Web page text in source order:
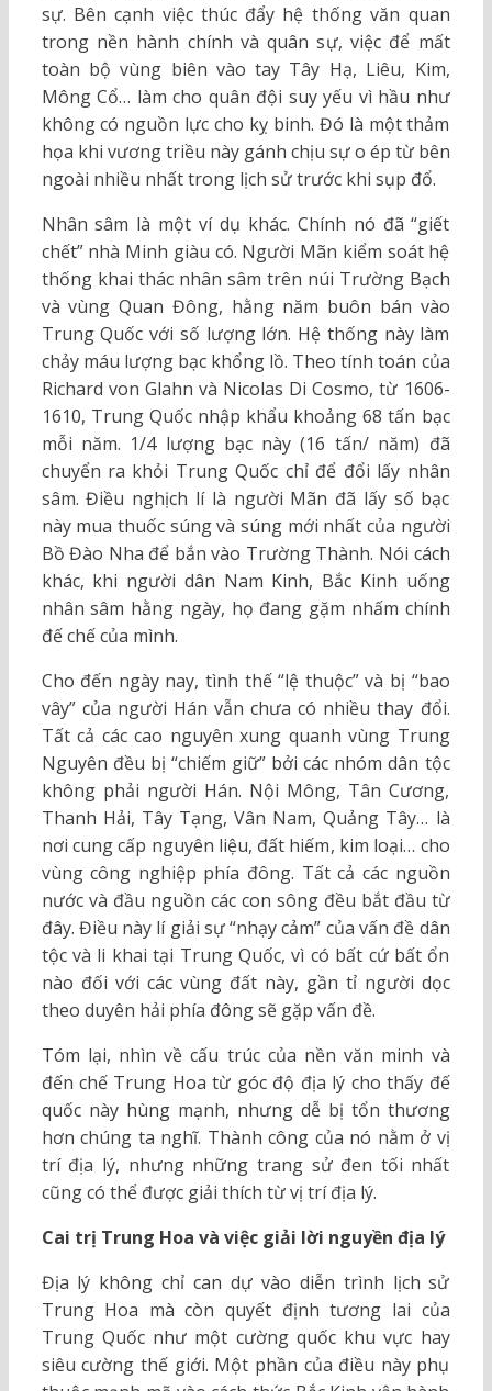
sự. Bên cạnh việc thúc đẩy hệ thống văn quan
trong nền hành chính và quân sự, việc để mất
toàn bộ vùng biên vào tay Tây Hạ, Liêu, Kim,
Mông Cổ… làm cho quân đội suy yếu vì hầu như
không có nguồn lực cho kỵ binh. Đó là một thảm
họa khi vương triều này gánh chịu sự o ép từ bên
ngoài nhiều nhất trong lịch sử trước khi sụp đổ.
Nhân sâm là một ví dụ khác. Chính nó đã “giết
chết” nhà Minh giàu có. Người Mãn kiểm soát hệ
thống khai thác nhân sâm trên núi Trường Bạch
và vùng Quan Đông, hằng năm buôn bán vào
Trung Quốc với số lượng lớn. Hệ thống này làm
chảy máu lượng bạc khổng lồ. Theo tính toán của
Richard von Glahn và Nicolas Di Cosmo, từ 1606-
1610, Trung Quốc nhập khẩu khoảng 68 tấn bạc
mỗi năm. 1/4 lượng bạc này (16 tấn/ năm) đã
chuyển ra khỏi Trung Quốc chỉ để đổi lấy nhân
sâm. Điều nghịch lí là người Mãn đã lấy số bạc
này mua thuốc súng và súng mới nhất của người
Bồ Đào Nha để bắn vào Trường Thành. Nói cách
khác, khi người dân Nam Kinh, Bắc Kinh uống
nhân sâm hằng ngày, họ đang gặm nhấm chính
đế chế của mình.
Cho đến ngày nay, tình thế “lệ thuộc” và bị “bao
vây” của người Hán vẫn chưa có nhiều thay đổi.
Tất cả các cao nguyên xung quanh vùng Trung
Nguyên đều bị “chiếm giữ” bởi các nhóm dân tộc
không phải người Hán. Nội Mông, Tân Cương,
Thanh Hải, Tây Tạng, Vân Nam, Quảng Tây… là
nơi cung cấp nguyên liệu, đất hiếm, kim loại… cho
vùng công nghiệp phía đông. Tất cả các nguồn
nước và đầu nguồn các con sông đều bắt đầu từ
đây. Điều này lí giải sự “nhạy cảm” của vấn đề dân
tộc và li khai tại Trung Quốc, vì có bất cứ bất ổn
nào đối với các vùng đất này, gần tỉ người dọc
theo duyên hải phía đông sẽ gặp vấn đề.
Tóm lại, nhìn về cấu trúc của nền văn minh và
đến chế Trung Hoa từ góc độ địa lý cho thấy đế
quốc này hùng mạnh, nhưng dễ bị tổn thương
hơn chúng ta nghĩ. Thành công của nó nằm ở vị
trí địa lý, nhưng những trang sử đen tối nhất
cũng có thể được giải thích từ vị trí địa lý.
Cai trị Trung Hoa và việc giải lời nguyền địa lý
Địa lý không chỉ can dự vào diễn trình lịch sử
Trung Hoa mà còn quyết định tương lai của
Trung Quốc như một cường quốc khu vực hay
siêu cường thế giới. Một phần của điều này phụ